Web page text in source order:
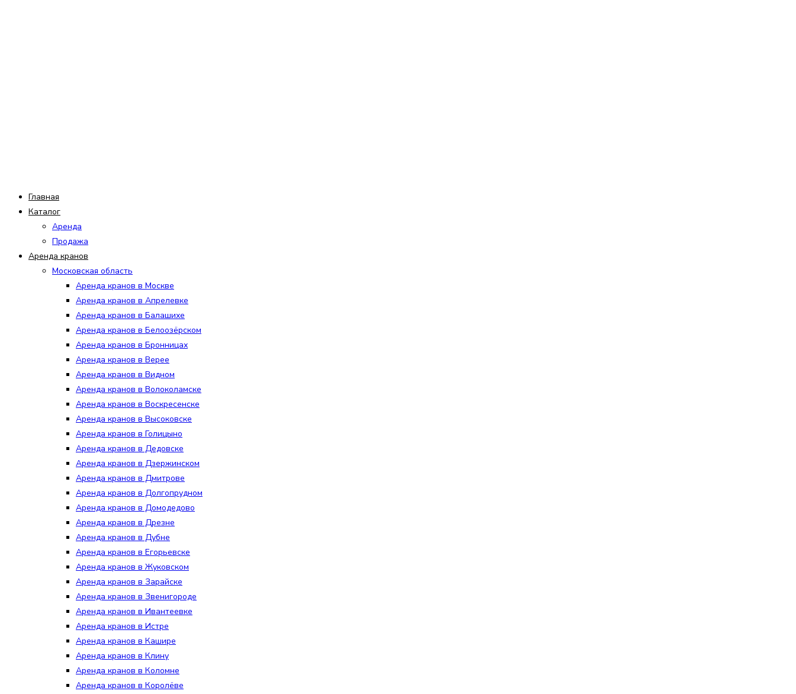
Главная
Каталог
Аренда
Продажа
Аренда кранов
Московская область
Аренда кранов в Москве
Аренда кранов в Апрелевке
Аренда кранов в Балашихе
Аренда кранов в Белоозёрском
Аренда кранов в Бронницах
Аренда кранов в Верее
Аренда кранов в Видном
Аренда кранов в Волоколамске
Аренда кранов в Воскресенске
Аренда кранов в Высоковске
Аренда кранов в Голицыно
Аренда кранов в Дедовске
Аренда кранов в Дзержинском
Аренда кранов в Дмитрове
Аренда кранов в Долгопрудном
Аренда кранов в Домодедово
Аренда кранов в Дрезне
Аренда кранов в Дубне
Аренда кранов в Егорьевске
Аренда кранов в Жуковском
Аренда кранов в Зарайске
Аренда кранов в Звенигороде
Аренда кранов в Ивантеевке
Аренда кранов в Истре
Аренда кранов в Кашире
Аренда кранов в Клину
Аренда кранов в Коломне
Аренда кранов в Королёве